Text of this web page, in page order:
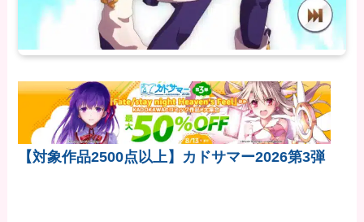
【対象作品2500点以上】カドサマー2026第3弾